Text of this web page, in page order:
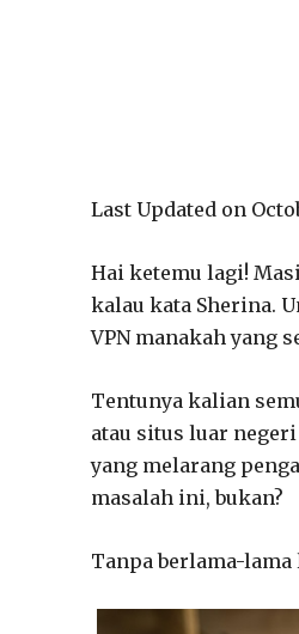
Last Updated on
Hai ketemu lagi!
kalau kata Sherina.
VPN manakah yang
Tentunya kalian
atau situs luar
yang melarang
masalah ini, bukan?
Tanpa berlama-